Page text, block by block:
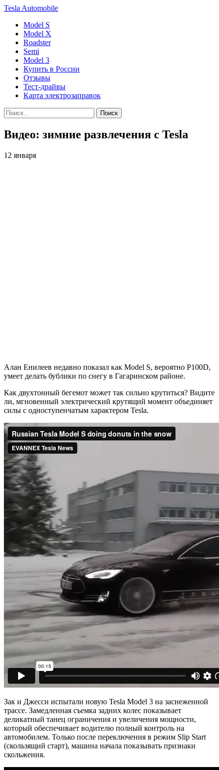
Tesla Automobile
Model S
Model X
Roadster
Semi
Model 3
Купить в России
Отзывы
Тест-драйвы
Карта электрозаправок
Видео: зимние развлечения с Tesla
12 января
Алан Енилеев недавно показал как Model S, вероятно P100D,
умеет делать бублики по снегу в Гагаринском районе.
Как двухтонный бегемот может так сильно крутиться? Видите
ли, мгновенный электрический крутящий момент объединяет
силы с одноступенчатым характером Tesla.
Зак и Джесси испытали новую Tesla Model 3 на заснеженной
трассе. Замедленная съемка задних колес показывает
деликатный танец ограничения и увеличения мощности,
который обеспечивает водителю полный контроль на
автомобилем. Только после переключения в режим Slip Start
(скользящий старт), машина начала показывать признаки
скольжения.